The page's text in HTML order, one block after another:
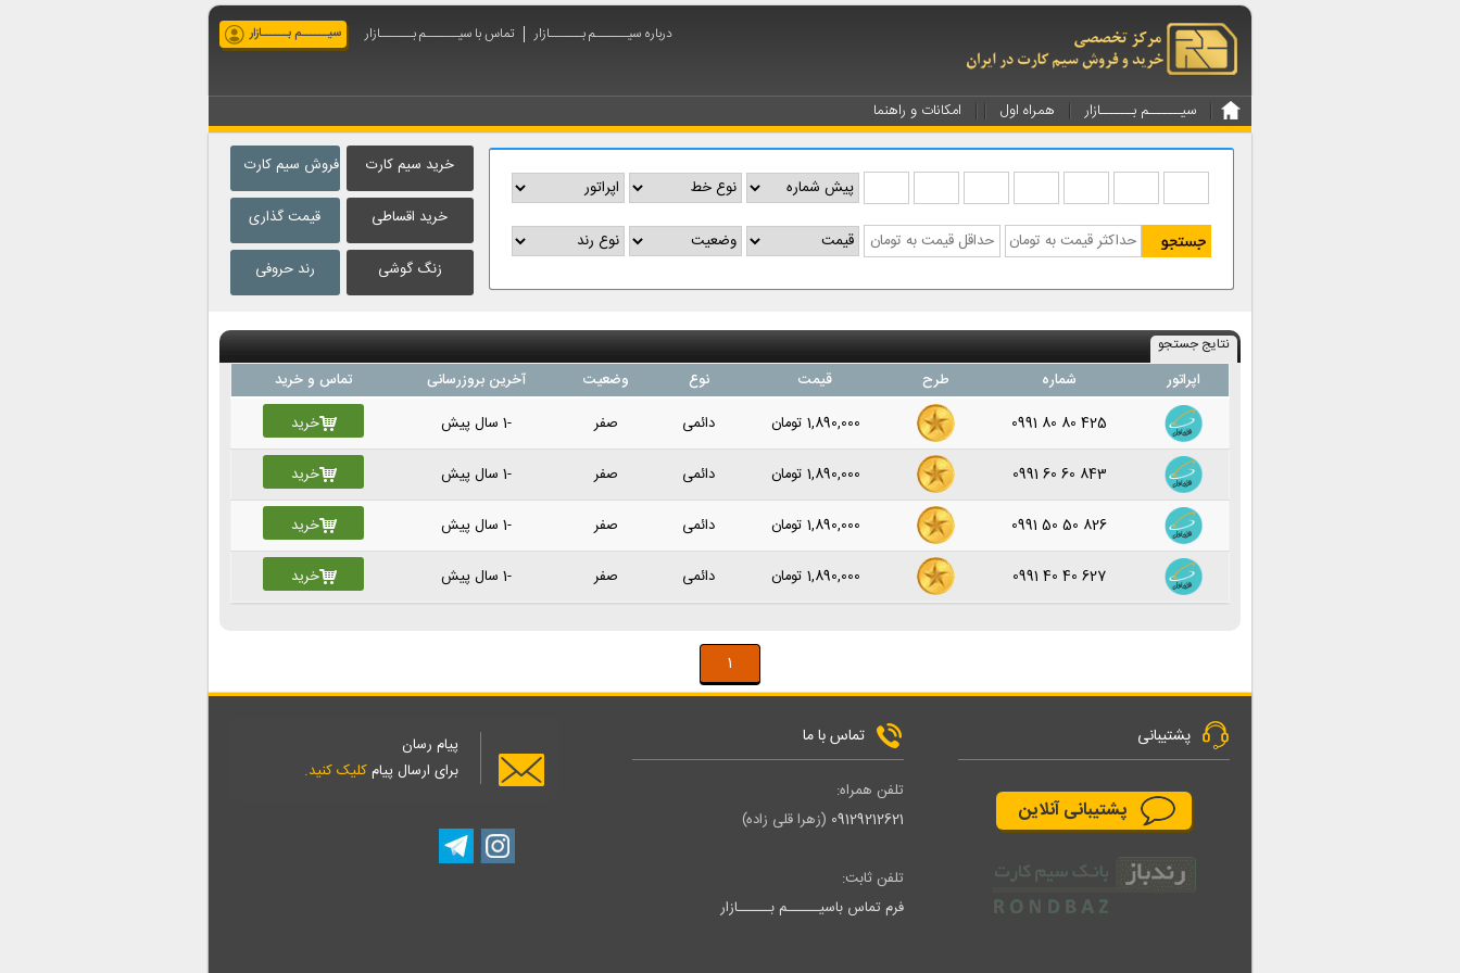
سیــــــم بــــــازار درباره سیــــــم بــــــازار تماس با سیــــــم بــــــازار
سیــــــم بــــــازار همراه اول امکانات و راهنما
فروش سیم کارت
قیمت گذاری
رند حروفی
خرید سیم کارت
خرید اقساطی
زنگ گوشی
نتایج جستجو
اپراتور شماره طرح قیمت نوع وضعیت آخرین بروزرسانی
تماس و خرید
0991 80 80 425
1,890,000 تومان دائمی صفر -1 سال پیش خرید
0991 60 60 843
1,890,000 تومان دائمی صفر -1 سال پیش خرید
0991 50 50 826
1,890,000 تومان دائمی صفر -1 سال پیش خرید
0991 40 40 627
1,890,000 تومان دائمی صفر -1 سال پیش خرید
1
پشتیبانی
پشتیبانی آنلاین
تماس با ما
تلفن همراه:
09129212621 (زهرا قلی زاده)
تلفن ثابت:
فرم تماس باسیــــــم بــــــازار
پیام رسان
برای ارسال پیامکلیک کنید.